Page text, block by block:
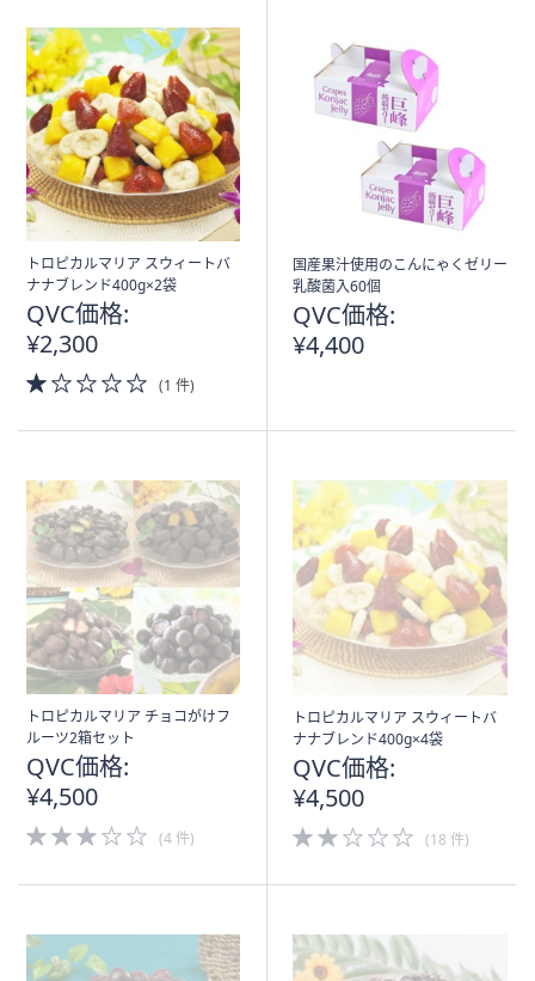
トロピカルマリア スウィートバ
ナナブレンド400g×2袋
QVC価格:
¥2,300
1.0
of
(1 件)
国産果汁使用のこんにゃくゼリー
乳酸菌入60個
QVC価格:
¥4,400
トロピカルマリア チョコがけフ
ルーツ2箱セット
QVC価格:
¥4,500
3.0
of
(4 件)
トロピカルマリア スウィートバ
ナナブレンド400g×4袋
QVC価格:
¥4,500
2.0
of
(18 件)